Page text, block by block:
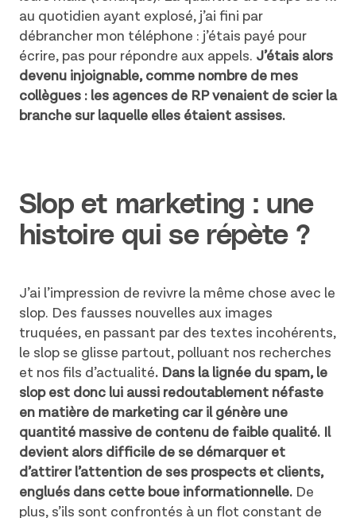
au quotidien ayant explosé, j’ai fini par
débrancher mon téléphone : j’étais payé pour
écrire, pas pour répondre aux appels. J’étais alors
devenu injoignable, comme nombre de mes
collègues : les agences de RP venaient de scier la
branche sur laquelle elles étaient assises.
Slop et marketing : une
histoire qui se répète ?
J’ai l’impression de revivre la même chose avec le
slop. Des fausses nouvelles aux images
truquées, en passant par des textes incohérents,
le slop se glisse partout, polluant nos recherches
et nos fils d’actualité. Dans la lignée du spam, le
slop est donc lui aussi redoutablement néfaste
en matière de marketing car il génère une
quantité massive de contenu de faible qualité. Il
devient alors difficile de se démarquer et
d’attirer l’attention de ses prospects et clients,
englués dans cette boue informationnelle.De
plus, s’ils sont confrontés à un flot constant de